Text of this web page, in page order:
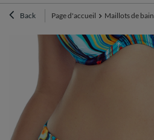
Back Page d'accueil Maillots de bain